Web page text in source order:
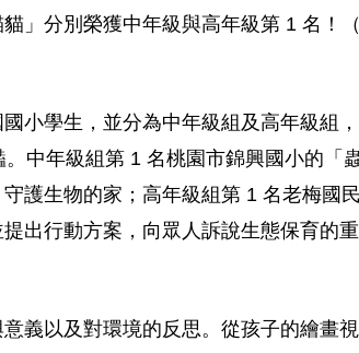
」分別榮獲中年級與高年級第 1 名！
小學生，並分為中年級組及高年級組
中年級組第 1 名桃園市錦興國小的「
護生物的家；高年級組第 1 名老梅國
出行動方案，向眾人訴說生態保育的
義以及對環境的反思。從孩子的繪畫視